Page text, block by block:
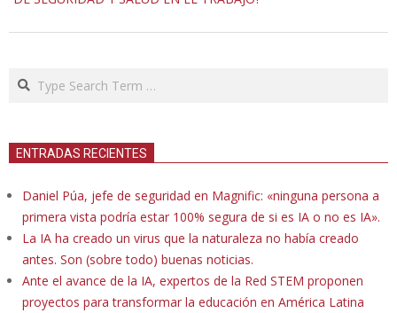
Search
ENTRADAS RECIENTES
Daniel Púa, jefe de seguridad en Magnific: «ninguna persona a
primera vista podría estar 100% segura de si es IA o no es IA».
La IA ha creado un virus que la naturaleza no había creado
antes. Son (sobre todo) buenas noticias.
Ante el avance de la IA, expertos de la Red STEM proponen
proyectos para transformar la educación en América Latina